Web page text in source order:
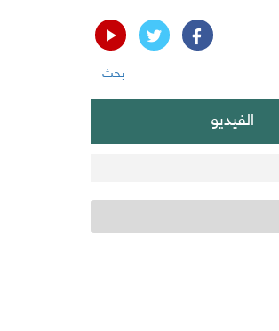
بحث
الفيديو